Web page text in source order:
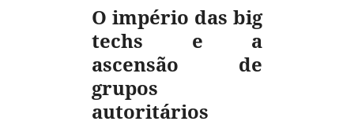
O império das big
techs e a
ascensão de
grupos
autoritários